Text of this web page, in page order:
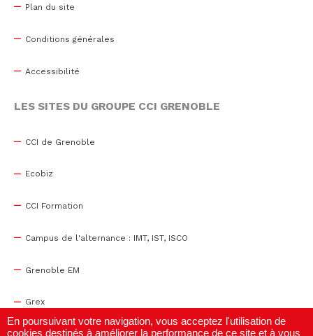
Plan du site
Conditions générales
Accessibilité
LES SITES DU GROUPE CCI GRENOBLE
CCI de Grenoble
Ecobiz
CCI Formation
Campus de l'alternance : IMT, IST, ISCO
Grenoble EM
Grex
En poursuivant votre navigation, vous acceptez l'utilisation de
cookies destinés à améliorer la performance de ce site et à vous